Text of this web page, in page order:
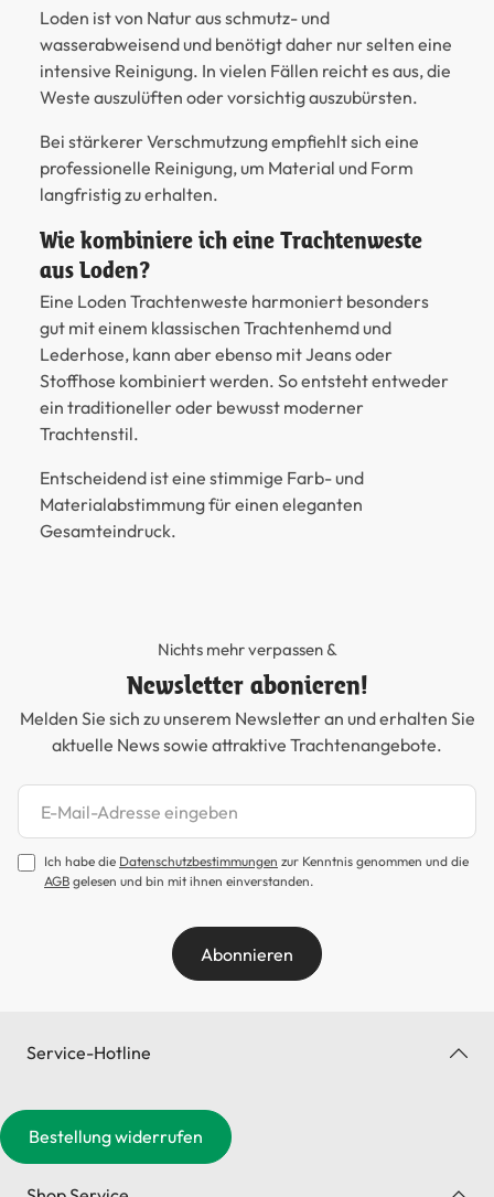
Loden ist von Natur aus schmutz- und
wasserabweisend und benötigt daher nur selten eine
intensive Reinigung. In vielen Fällen reicht es aus, die
Weste auszulüften oder vorsichtig auszubürsten.
Bei stärkerer Verschmutzung empfiehlt sich eine
professionelle Reinigung, um Material und Form
langfristig zu erhalten.
Wie kombiniere ich eine Trachtenweste
aus Loden?
Eine Loden Trachtenweste harmoniert besonders
gut mit einem klassischen Trachtenhemd und
Lederhose, kann aber ebenso mit Jeans oder
Stoffhose kombiniert werden. So entsteht entweder
ein traditioneller oder bewusst moderner
Trachtenstil.
Entscheidend ist eine stimmige Farb- und
Materialabstimmung für einen eleganten
Gesamteindruck.
Nichts mehr verpassen &
Newsletter abonieren!
Melden Sie sich zu unserem Newsletter an und erhalten Sie
aktuelle News sowie attraktive Trachtenangebote.
Newsletter abonnieren
Ich habe die Datenschutzbestimmungen zur Kenntnis genommen und die
AGB gelesen und bin mit ihnen einverstanden.
Abonnieren
Service-Hotline
Bestellung widerrufen